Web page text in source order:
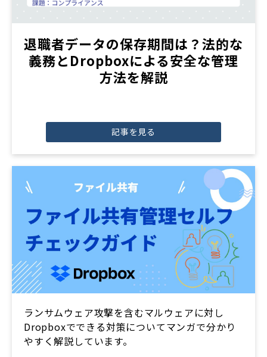
退職者データの保存期間は？法的な
義務とDropboxによる安全な管理
方法を解説
記事を見る
ランサムウェア攻撃を含むマルウェアに対し
Dropboxでできる対策についてマンガで分かり
やすく解説しています。